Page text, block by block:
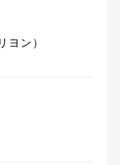
ヨン）